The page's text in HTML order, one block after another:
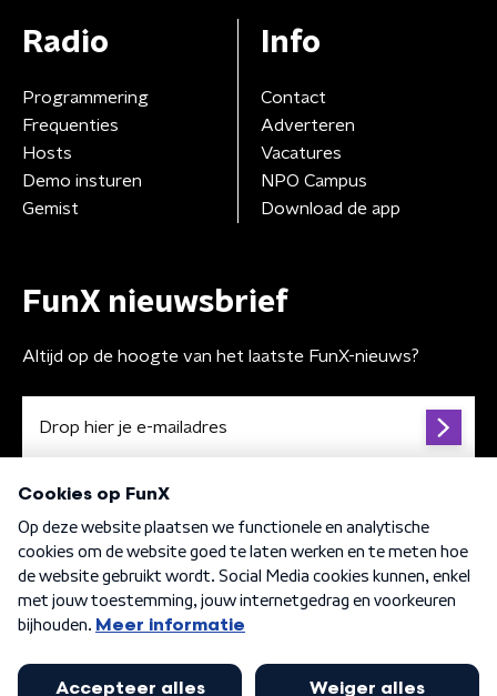
Radio
Programmering
Frequenties
Hosts
Demo insturen
Gemist
Info
Contact
Adverteren
Vacatures
NPO Campus
Download de app
FunX nieuwsbrief
Altijd op de hoogte van het laatste FunX-nieuws?
Algemene voorwaarden Privacybeleid